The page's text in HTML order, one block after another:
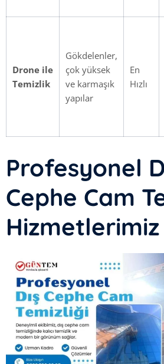
Drone ile
Temizlik
Gökdelenler,
çok yüksek
ve karmaşık
yapılar
En
Hızlı
Profesyonel
Cephe Cam
Hizmetlerimiz